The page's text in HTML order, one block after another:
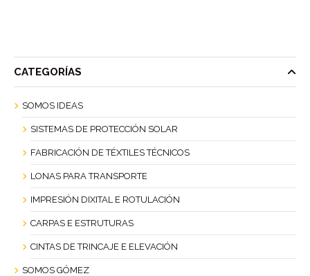
CATEGORÍAS
SOMOS IDEAS
SISTEMAS DE PROTECCIÓN SOLAR
FABRICACIÓN DE TÉXTILES TÉCNICOS
LONAS PARA TRANSPORTE
IMPRESIÓN DIXITAL E ROTULACIÓN
CARPAS E ESTRUTURAS
CINTAS DE TRINCAJE E ELEVACIÓN
SOMOS GÓMEZ